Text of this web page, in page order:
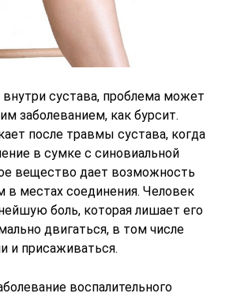
внутри сустава, проблема может
заболеванием, как бурсит.
после травмы сустава, когда
в сумке с синовиальной
вещество дает возможность
в местах соединения. Человек
боль, которая лишает его
двигаться, в том числе
и присаживаться.
воспалительного